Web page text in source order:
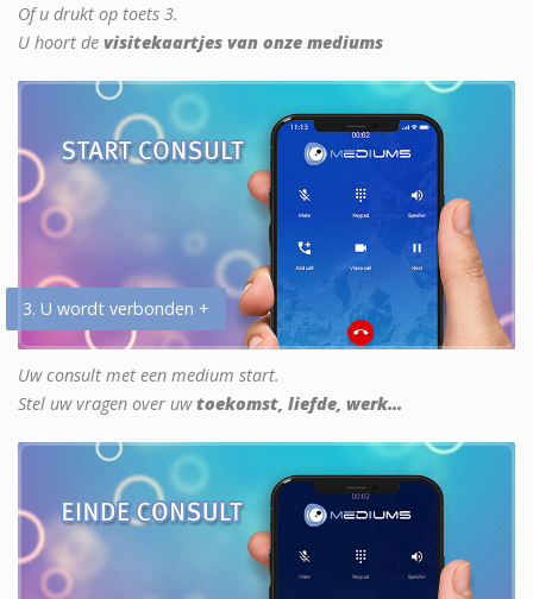
Of u drukt op toets 3.
U hoort de visitekaartjes van onze mediums
3. U wordt verbonden +
Uw consult met een medium start.
Stel uw vragen over uwtoekomst, liefde, werk...